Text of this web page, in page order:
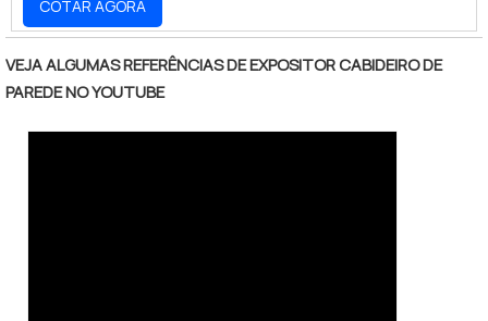
as funções sejam realizadas. Esse material é
ideal para diversos ambientes comerciais,
ele é muito utilizado em estoques, oficinas,
supermercados e papelarias, por exemplo. O
COTAR AGORA
VEJA ALGUMAS REFERÊNCIAS DE EXPOSITOR CABIDEIRO DE
PAREDE NO YOUTUBE